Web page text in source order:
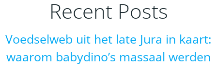
Recent Posts
Voedselweb uit het late Jura in kaart:
waarom babydino’s massaal werden